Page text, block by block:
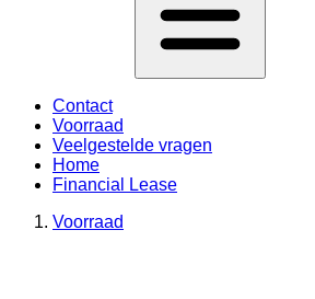
Contact
Voorraad
Veelgestelde vragen
Home
Financial Lease
Voorraad